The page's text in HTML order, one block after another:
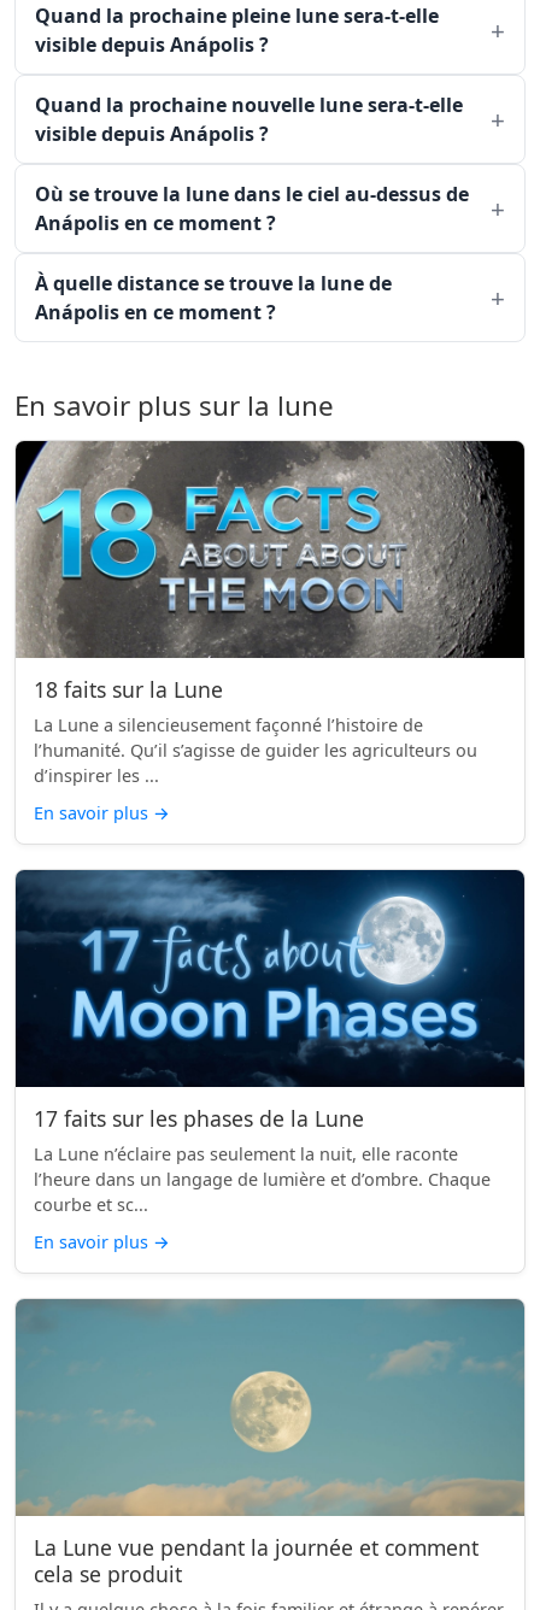
Quand la prochaine pleine lune sera-t-elle
visible depuis Anápolis ?
Quand la prochaine nouvelle lune sera-t-elle
visible depuis Anápolis ?
Où se trouve la lune dans le ciel au-dessus de
Anápolis en ce moment ?
À quelle distance se trouve la lune de
Anápolis en ce moment ?
En savoir plus sur la lune
18 faits sur la Lune
La Lune a silencieusement façonné l’histoire de
l’humanité. Qu’il s’agisse de guider les agriculteurs ou
d’inspirer les ...
En savoir plus →
17 faits sur les phases de la Lune
La Lune n’éclaire pas seulement la nuit, elle raconte
l’heure dans un langage de lumière et d’ombre. Chaque
courbe et sc...
En savoir plus →
La Lune vue pendant la journée et comment
cela se produit